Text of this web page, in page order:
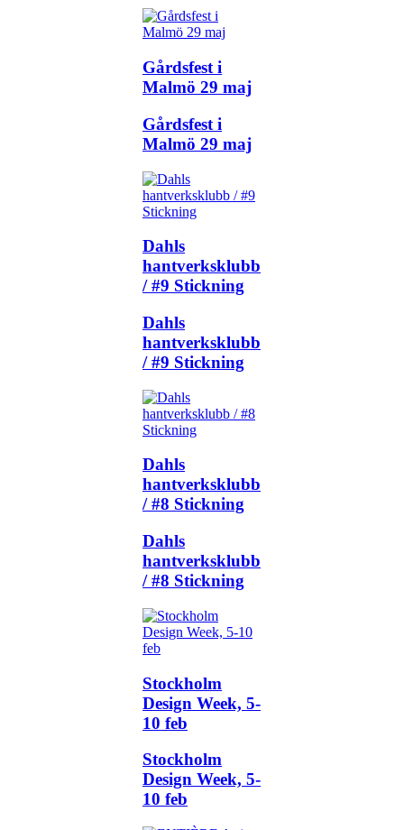
Gårdsfest i
Malmö 29 maj
Gårdsfest i
Malmö 29 maj
Dahls
hantverksklubb
/ #9 Stickning
Dahls
hantverksklubb
/ #9 Stickning
Dahls
hantverksklubb
/ #8 Stickning
Dahls
hantverksklubb
/ #8 Stickning
Stockholm
Design Week, 5-
10 feb
Stockholm
Design Week, 5-
10 feb